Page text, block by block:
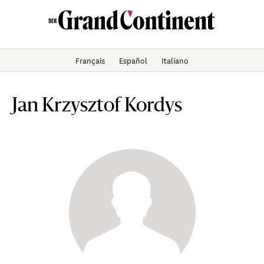
Français Español Italiano
Jan Krzysztof Kordys